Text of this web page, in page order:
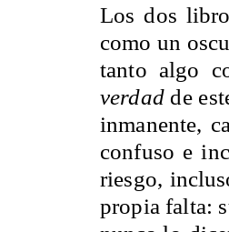
Los dos
como un
tanto algo
verdadde
inmanente,
confuso e
riesgo,
propia falta: